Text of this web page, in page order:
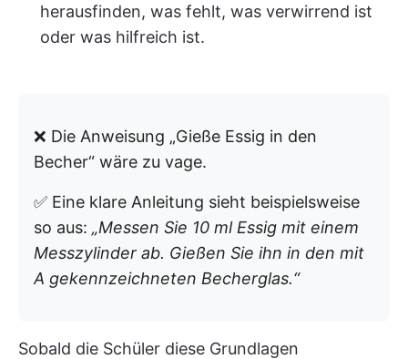
herausfinden, was fehlt, was verwirrend ist
oder was hilfreich ist.
❌ Die Anweisung „Gieße Essig in den
Becher“ wäre zu vage.
✅ Eine klare Anleitung sieht beispielsweise
so aus: „Messen Sie 10 ml Essig mit einem
Messzylinder ab. Gießen Sie ihn in den mit
A gekennzeichneten Becherglas.“
Sobald die Schüler diese Grundlagen